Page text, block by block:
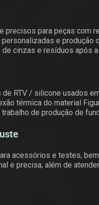
para peças
e produção
cinzas e resíduos após
RTV / silicone usados
térmica do material
de produção de
acessórios e testes,
e precisa, além de